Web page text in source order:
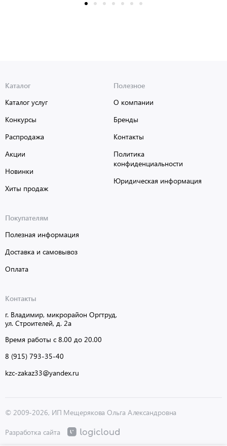
Каталог
Каталог услуг
Конкурсы
Распродажа
Акции
Новинки
Хиты продаж
Полезное
О компании
Бренды
Контакты
Политика
конфиденциальности
Юридическая информация
Покупателям
Полезная информация
Доставка и самовывоз
Оплата
Контакты
г. Владимир, микрорайон Оргтруд,
ул. Строителей, д. 2а
Время работы с 8.00 до 20.00
8 (915) 793-35-40
kzc-zakaz33@yandex.ru
© 2009-2026, ИП Мещерякова Ольга Александровна
Разработка сайта